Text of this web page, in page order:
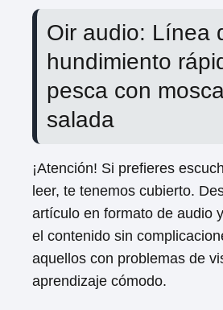
Oir audio: Línea
hundimiento
pesca con
salada
¡Atención! Si prefieres
leer, te tenemos cubierto.
artículo en formato de audio
el contenido sin
aquellos con problemas de
aprendizaje cómodo.